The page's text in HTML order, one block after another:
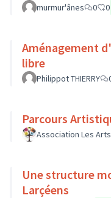
murmur'ânes 0 0
Aménagement
libre
Philippot THIERRY
Parcours
Association Les
Une structure
Larçéens